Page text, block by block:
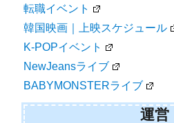
転職イベント
韓国映画｜上映スケジュール
K-POPイベント
NewJeansライブ
BABYMONSTERライブ
運営